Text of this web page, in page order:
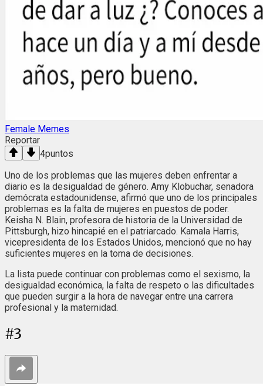
Female Memes
Reportar
4puntos
Uno de los problemas que las mujeres deben enfrentar a
diario es la desigualdad de género. Amy Klobuchar, senadora
demócrata estadounidense, afirmó que uno de los principales
problemas es la falta de mujeres en puestos de poder.
Keisha N. Blain, profesora de historia de la Universidad de
Pittsburgh, hizo hincapié en el patriarcado. Kamala Harris,
vicepresidenta de los Estados Unidos, mencionó que no hay
suficientes mujeres en la toma de decisiones.
La lista puede continuar con problemas como el sexismo, la
desigualdad económica, la falta de respeto o las dificultades
que pueden surgir a la hora de navegar entre una carrera
profesional y la maternidad.
#3